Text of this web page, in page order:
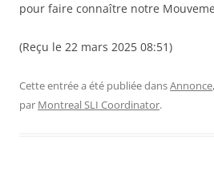
pour faire connaître notre
(Reçu le 22 mars 2025 08:51)
Cette entrée a été publiée dansAnnonce,
par Montreal SLI Coordinator.